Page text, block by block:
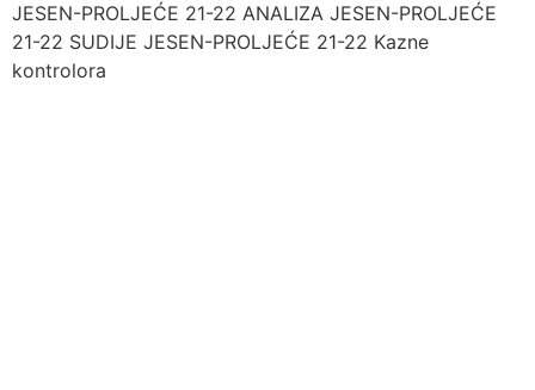
JESEN-PROLJEĆE 21-22 ANALIZA JESEN-PROLJEĆE
21-22 SUDIJE JESEN-PROLJEĆE 21-22 Kazne
kontrolora